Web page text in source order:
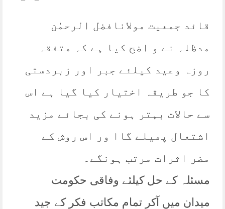
قائد جمعیت مولانافضل الرحمٰن
مدظلہ نے و اضح کیا ہے کہ متفقہ
روزہ وعید کیلئے جبر اور زبردستی
کا جو طریقہ اختیار کیا گیا ہے اس
سے حالات بہتر ہونے کی بجائے مزید
اشتعال پھیلے گاا ور اس روش کے
مضر اثرات مرتب ہونگے۔
مسئلہ کے حل کیلئے وفاقی حکومت
میدان میں آکر تمام مکاتب فکر کے جید